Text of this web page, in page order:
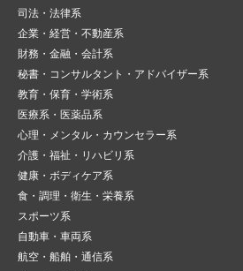
司法・法律系
企業・経営・不動産系
財務・金融・会計系
秘書・コンサルタント・アドバイザー系
教育・保育・学術系
医療系・医薬品系
心理・メンタル・カウンセラー系
介護・福祉・リハビリ系
健康・ボディケア系
食・調理・衛生・栄養系
スポーツ系
自動車・車両系
航空・船舶・通信系